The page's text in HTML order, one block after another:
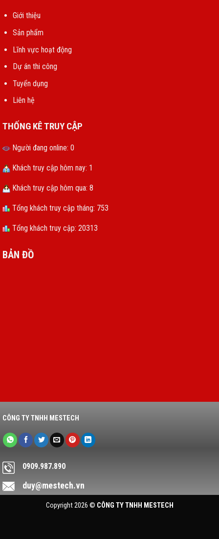
Giới thiệu
Sản phẩm
Lĩnh vực hoạt động
Dự án thi công
Tuyển dụng
Liên hệ
THỐNG KÊ TRUY CẬP
Người đang online: 0
Khách truy cập hôm nay: 1
Khách truy cập hôm qua: 8
Tổng khách truy cập tháng: 753
Tổng khách truy cập: 20313
BẢN ĐỒ
CÔNG TY TNHH MESTECH
0909.987.890
duy@mestech.vn
Copyright 2026 © CÔNG TY TNHH MESTECH